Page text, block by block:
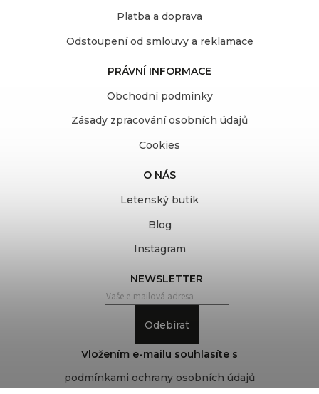
Platba a doprava
Odstoupení od smlouvy a reklamace
PRÁVNÍ INFORMACE
Obchodní podmínky
Zásady zpracování osobních údajů
Cookies
O NÁS
Letenský butik
Blog
Instagram
NEWSLETTER
Odebírat
Vložením e-mailu souhlasíte s
podmínkami ochrany osobních údajů